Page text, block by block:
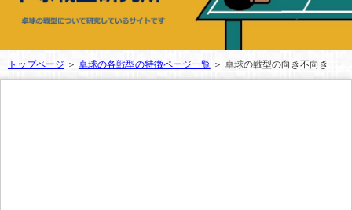
トップページ ＞ 卓球の各戦型の特徴ページ一覧＞ 卓球の戦型の向き不向き